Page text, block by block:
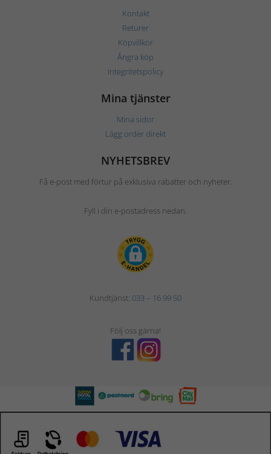
Kontakt
Returer
Köpvillkor
Ångra köp
Integritetspolicy
Mina tjänster
Mina sidor
Lägg order direkt
NYHETSBREV
Få e-post med förtur på exklusiva rabatter och nyheter.
Fyll i din e-postadress nedan.
Kundtjänst: 033 – 16 99 50
Följ oss gärna!